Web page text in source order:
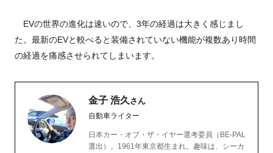
EVの世界の進化は速いので、3年の経過は大きく感じまし
た。最新のEVと較べると装備されていない機能が複数あり時間
の経過を痛感させられてしまいます。
金子 浩久 さん
自動車ライター
日本カー・オブ・ザ・イヤー選考委員（BE-PAL
選出）。1961年東京都生まれ。趣味は、シーカ